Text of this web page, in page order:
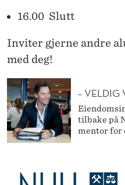
16.00 Slutt
Inviter gjerne andre
med deg!
– VELDIG
tilbake på
mentor for